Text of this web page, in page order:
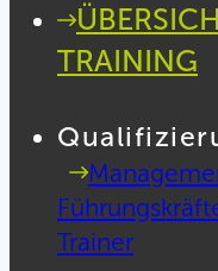
TRAINING
Trainer